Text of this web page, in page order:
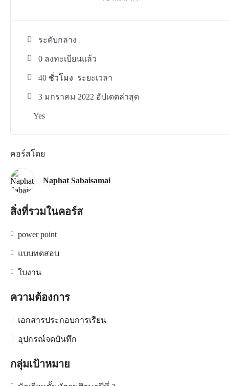
ระดับกลาง
0 ลงทะเบียนแล้ว
40 ชั่วโมง ระยะเวลา
3 มกราคม 2022 อัปเดตล่าสุด
Yes
คอร์สโดย
Naphat Sabaisamai
สิ่งที่รวมในคอร์ส
power point
แบบทดสอบ
ใบงาน
ความต้องการ
เอกสารประกอบการเรียน
อุปกรณ์จดบันทึก
กลุ่มเป้าหมาย